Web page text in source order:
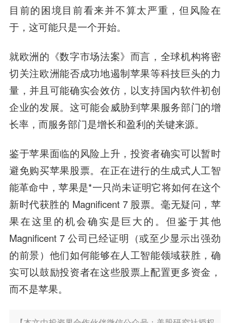
目前的困境目前看来并不算太严重，但风险在
于，这可能只是一个开始。
就欧洲的《数字市场法案》而言，全球机构将密
切关注欧洲能否成功地遏制苹果等科技巨头的力
量，并且可能确实会效仿，以支持国内软件初创
企业的发展。这可能会威胁到苹果服务部门的增
长率，而服务部门是增长和盈利的关键来源。
鉴于苹果面临的风险上升，投资者确实可以暂时
避免购买苹果股票。在正在进行的生成式人工智
能革命中，苹果是*一只尚未证明它将如何在这个
新时代获胜的 Magnificent 7 股票。毫无疑问，苹
果在这里的机会确实是巨大的。但鉴于其他
Magnificent 7 公司已经证明（或至少显示出强劲
的前景）他们如何能够在人工智能领域获胜，确
实可以鼓励投资者在这些股票上配置更多资金，
而不是苹果。